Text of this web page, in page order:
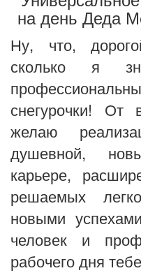
на день Деда
Ну, что,
сколько я
снегурочки! От
желаю
душевной,
карьере,
решаемых
новыми
человек и
рабочего дня